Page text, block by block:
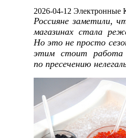
2026-04-12 Электронные
Россияне заметили,
магазинах стала
Но это не просто
этим стоит работа
по пресечению